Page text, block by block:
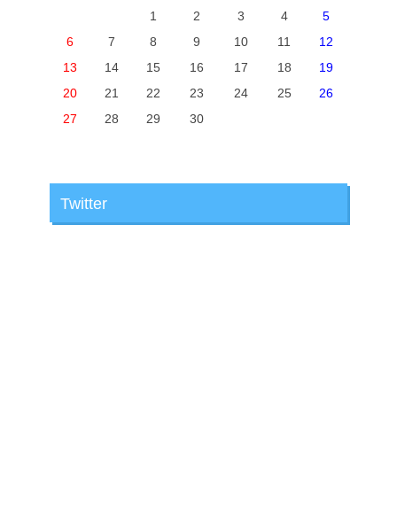
1
2 3 4
5
6
7 8 9 10 11
12
13
14 15 16 17 18
19
20
21 22 23 24 25
26
27
28 29 30
Twitter